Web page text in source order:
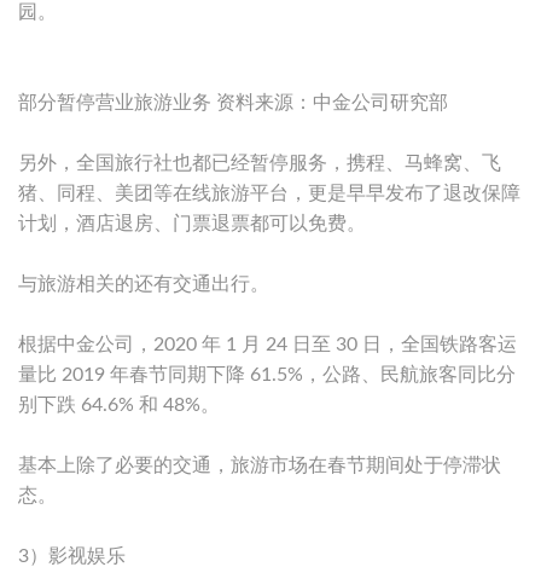
园。
部分暂停营业旅游业务 资料来源：中金公司研究部
另外，全国旅行社也都已经暂停服务，携程、马蜂窝、飞
猪、同程、美团等在线旅游平台，更是早早发布了退改保障
计划，酒店退房、门票退票都可以免费。
与旅游相关的还有交通出行。
根据中金公司，2020 年 1 月 24 日至 30 日，全国铁路客运
量比 2019 年春节同期下降 61.5%，公路、民航旅客同比分
别下跌 64.6% 和 48%。
基本上除了必要的交通，旅游市场在春节期间处于停滞状
态。
3）影视娱乐